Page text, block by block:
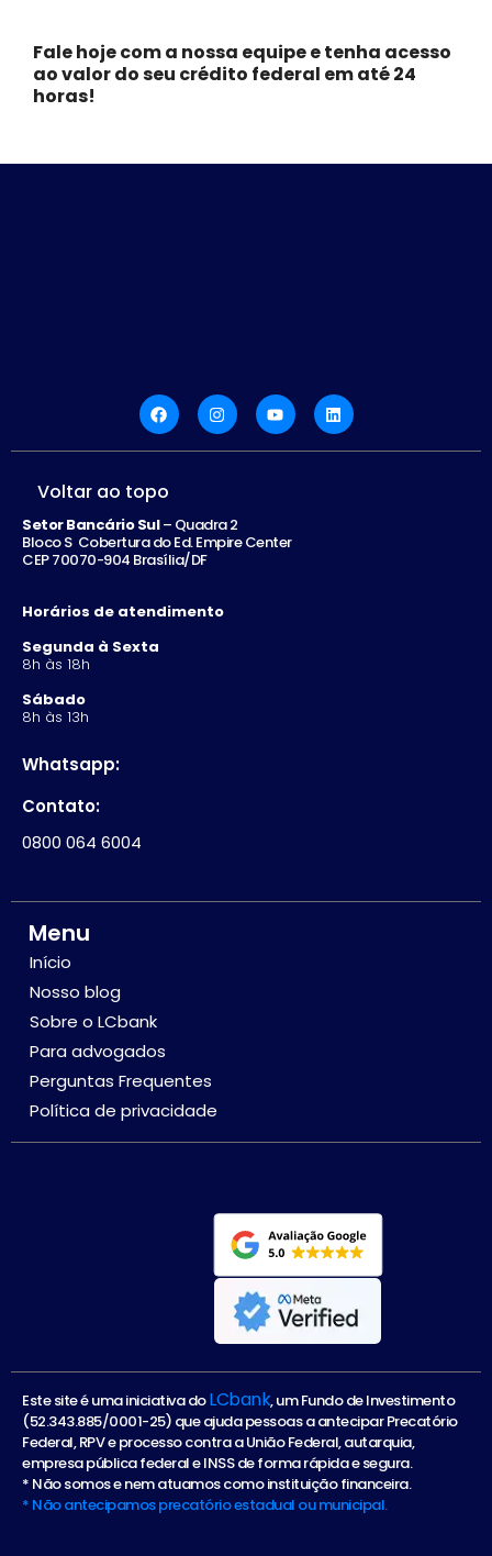
Fale hoje com a nossa equipe e tenha acesso
ao valor do seu crédito federal em até 24
horas!
Voltar ao topo
Setor Bancário Sul– Quadra 2
Bloco S Cobertura do Ed. Empire Center
CEP 70070-904 Brasília/DF
Horários de atendimento
Segunda à Sexta
8h às 18h
Sábado
8h às 13h
Whatsapp:
Contato:
0800 064 6004
Menu
Início
Nosso blog
Sobre o LCbank
Para advogados
Perguntas Frequentes
Política de privacidade
Este site é uma iniciativa doLCbank, um Fundo de Investimento
(52.343.885/0001-25) que ajuda pessoas a antecipar Precatório
Federal, RPV e processo contra a União Federal, autarquia,
empresa pública federal e INSS de forma rápida e segura.
* Não somos e nem atuamos como instituição financeira.
* Não antecipamos precatório estadual ou municipal.